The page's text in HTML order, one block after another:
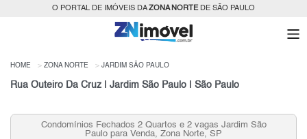
O PORTAL DE IMÓVEIS DAZONA NORTEDE SÃO PAULO
HOME ZONA NORTE JARDIM SÃO PAULO
Rua Outeiro Da Cruz | Jardim São Paulo | São Paulo
Condomínios Fechados 2 Quartos e 2 vagas Jardim São
Paulo para Venda, Zona Norte, SP